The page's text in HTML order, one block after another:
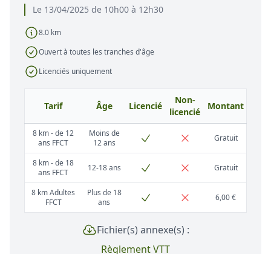
Le 13/04/2025 de 10h00 à 12h30
8.0 km
Ouvert à toutes les tranches d'âge
Licenciés uniquement
Tarif Âge Licencié
Non-
licencié
Montant
8 km - de 12
ans FFCT
Moins de
12 ans
Gratuit
8 km - de 18
ans FFCT
12-18 ans Gratuit
8 km Adultes
FFCT
Plus de 18
ans
6,00 €
Fichier(s) annexe(s) :
Règlement VTT